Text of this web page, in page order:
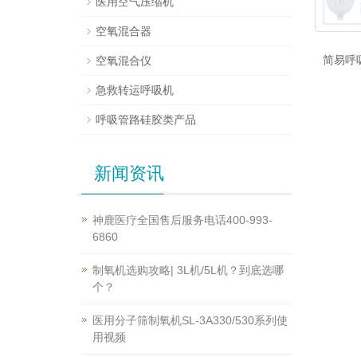
简易呼
空氧混合器
空氧混合仪
急救转运呼吸机
呼吸管路硅胶类产品
新闻资讯
神鹿医疗全国售后服务电话400-993-
6860
制氧机选购攻略| 3L机/5L机？到底选哪
个？
医用分子筛制氧机SL-3A330/530系列使
用视频